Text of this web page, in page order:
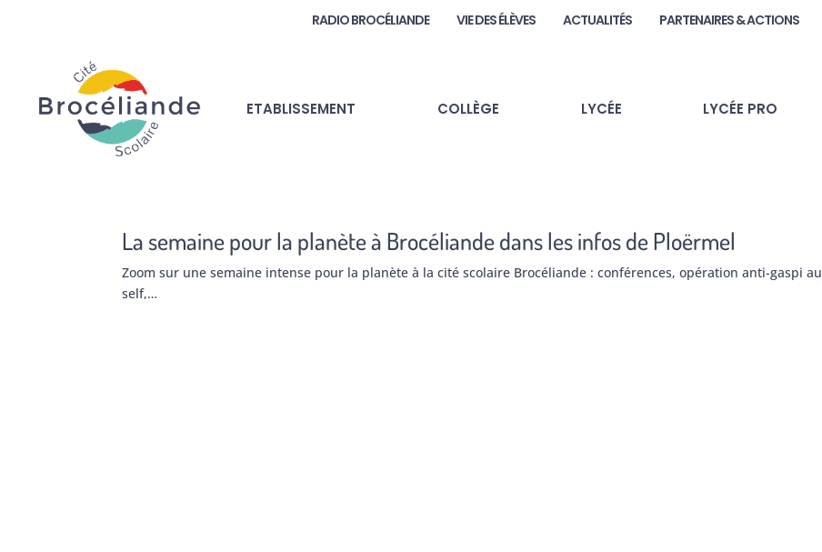
RADIO BROCÉLIANDE VIE DES ÉLÈVES ACTUALITÉS PARTENAIRES & ACTIONS
ETABLISSEMENT COLLÈGE LYCÉE LYCÉE PRO
La semaine pour la planète à Brocéliande dans les infos de Ploërmel
Zoom sur une semaine intense pour la planète à la cité scolaire Brocéliande : conférences, opération anti-gaspi au
self,…